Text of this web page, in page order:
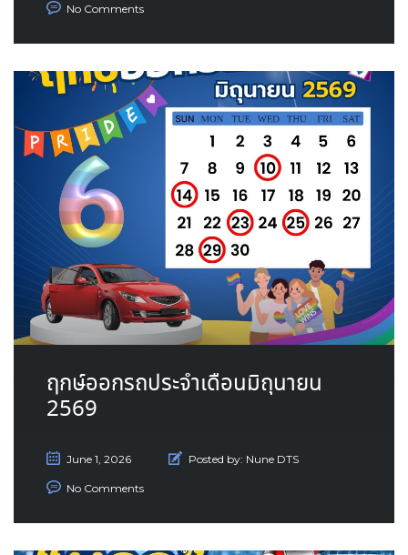
No Comments
ฤกษ์ออกรถประจำเดือนมิถุนายน
2569
June 1, 2026 Posted by: Nune DTS
No Comments